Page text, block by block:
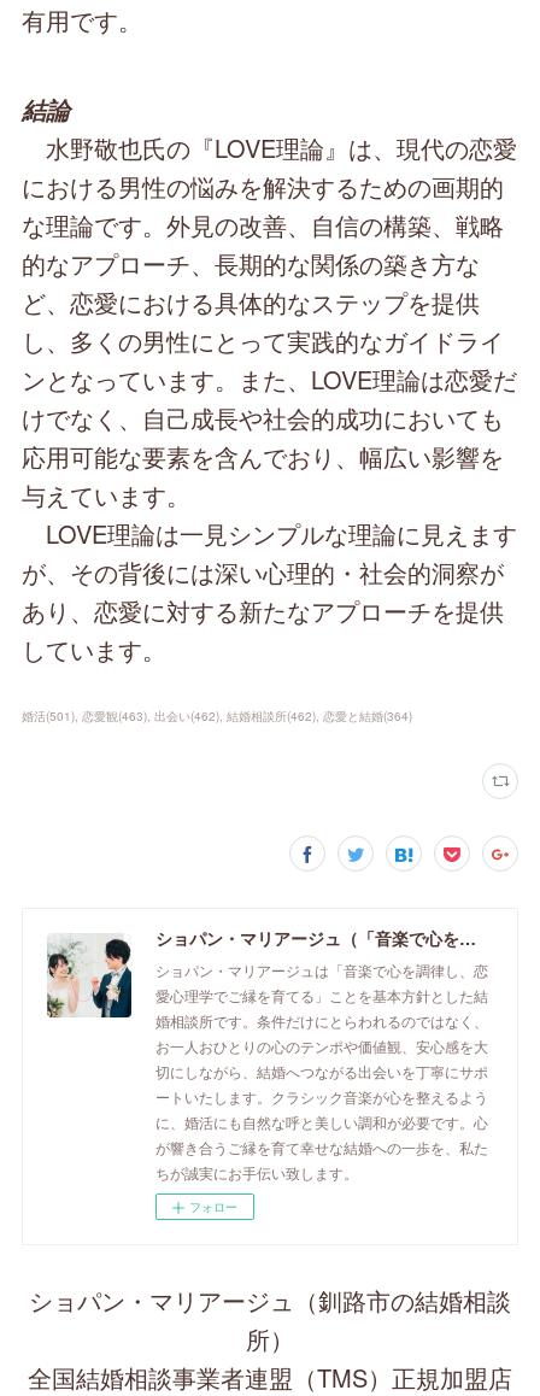
有用です。
結論
水野敬也氏の『LOVE理論』は、現代の恋愛
における男性の悩みを解決するための画期的
な理論です。外見の改善、自信の構築、戦略
的なアプローチ、長期的な関係の築き方な
ど、恋愛における具体的なステップを提供
し、多くの男性にとって実践的なガイドライ
ンとなっています。また、LOVE理論は恋愛だ
けでなく、自己成長や社会的成功においても
応用可能な要素を含んでおり、幅広い影響を
与えています。
LOVE理論は一見シンプルな理論に見えます
が、その背後には深い心理的・社会的洞察が
あり、恋愛に対する新たなアプローチを提供
しています。
婚活(501) 恋愛観(463) 出会い(462) 結婚相談所(462) 恋愛と結婚(364)
ショパン・マリアージュ（「音楽で心を調律し恋愛心理学でご縁を育てる」釧路市の結婚相談所）/ 全国結婚相談事業者連盟正規加盟店 / cherry-piano.com
ショパン・マリアージュは「音楽で心を調律し、恋
愛心理学でご縁を育てる」ことを基本方針とした結
婚相談所です。条件だけにとらわれるのではなく、
お一人おひとりの心のテンポや価値観、安心感を大
切にしながら、結婚へつながる出会いを丁寧にサポ
ートいたします。クラシック音楽が心を整えるよう
に、婚活にも自然な呼と美しい調和が必要です。心
が響き合うご縁を育て幸せな結婚への一歩を、私た
ちが誠実にお手伝い致します。
フォロー
ショパン・マリアージュ（釧路市の結婚相談
所）
全国結婚相談事業者連盟（TMS）正規加盟店